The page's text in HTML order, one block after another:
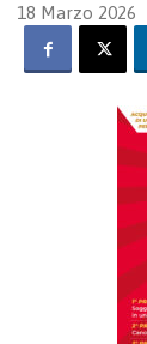
18 Marzo 2026